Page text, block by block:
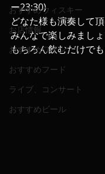
おすすめウィスキー
お店情報
おすすめワイン
おすすめフード
ライブ、コンサート
おすすめビール
ー23:30)
どなた様も演奏して
みんなで楽しみまし
もちろん飲むだけで